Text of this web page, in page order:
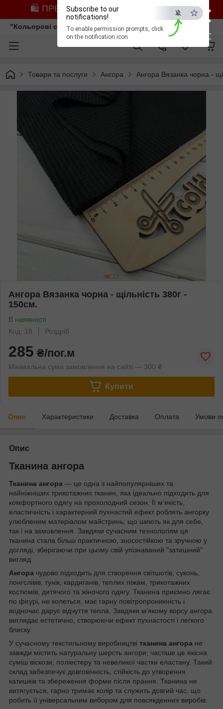
×
ESC
Subscribe to our
notifications!
To enable permission prompts, click
on the notification icon
🛍️ ПРЕДЗАМОВЛЕННЯ ЗІ ЗНИЖКОЮ
"Кольорові сни"
Товари та послуги Ангора Ангора Вязанка чорна -
Ангора Вязанка чорна - щільність 380г -
150см.
В наявності
Код: 18
Роздріб
285 ₴/пог.м
Мінімальна сума замовлення на сайті — 300 ₴
Купити
Опис Характеристики Доставка Оплата Умови
Опис
Тканина ангора
Тканина ангора — це одна з найпопулярніших та
найніжніших трикотажних тканин, яка ідеально підходить для
комфортного одягу на прохолодний сезон. Її м’якість,
еластичність і характерний пухнастий ефект роблять ангорку
улюбленим матеріалом майстринь, що шиють як для себе,
так і на замовлення. Завдяки сучасним технологіям ця
тканина стала більш практичною, зносостійкою та зручною у
догляді, зберігаючи при цьому свій упізнаваний "затишний"
вигляд.
Ангора чудово підходить для створення світшотів, суконь,
лонгслівів, тунік, кардиганів, теплих піжам, трикотажних
костюмів, дитячого та жіночого одягу. Тканина приємно лягає
по фігурі, не колеться, має гарну повітропроникність і
водночас дарує відчуття тепла. Завдяки м’якому ворсу ангора
виглядає естетично, створюючи ефект пухнастості і легкого
блиску.
У сучасному текстильному виробництві тканина ангора не
завжди містить натуральну шерсть ангори; частіше це якісна
суміш віскози, поліестеру та невеликої частки еластану. Такий
склад забезпечує довговічність, стійкість до утворення
катишків та збереження форми після прання. Тканина не
витягується, гарно тримає колір та служить довгий час, що
робить її універсальним вибором для повсякденних виробів.